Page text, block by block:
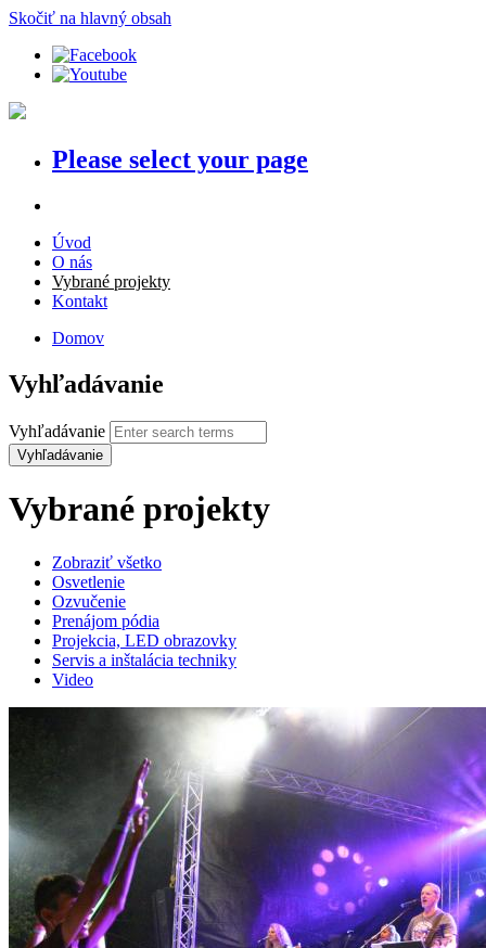
Skočiť na hlavný obsah
Please select your page
Úvod
O nás
Vybrané projekty
Kontakt
Domov
Vyhľadávanie
Vyhľadávanie
Vybrané projekty
Zobraziť všetko
Osvetlenie
Ozvučenie
Prenájom pódia
Projekcia, LED obrazovky
Servis a inštalácia techniky
Video